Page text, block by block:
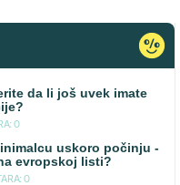
da li još uvek imate
0
uskoro počinju -
evropskoj listi?
0